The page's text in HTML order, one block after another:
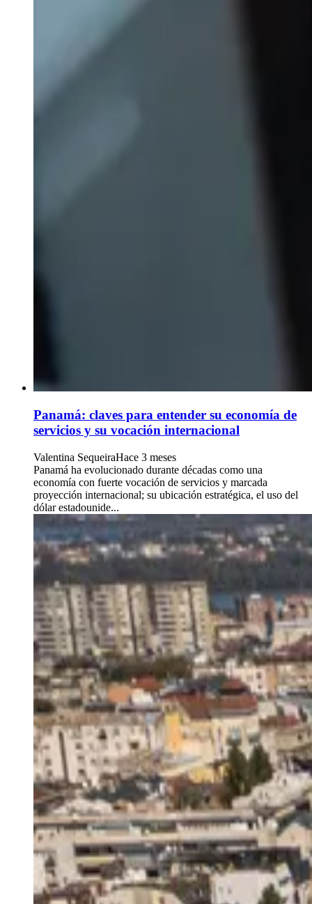
Panamá: claves para entender su economía de
servicios y su vocación internacional
Valentina SequeiraHace 3 meses
Panamá ha evolucionado durante décadas como una
economía con fuerte vocación de servicios y marcada
proyección internacional; su ubicación estratégica, el uso del
dólar estadounide...